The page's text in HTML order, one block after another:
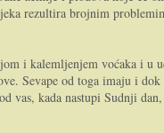
rezultira brojnim
i kalemljenjem voćaka i
Sevape od toga imaju i
kada nastupi Sudnji dan,